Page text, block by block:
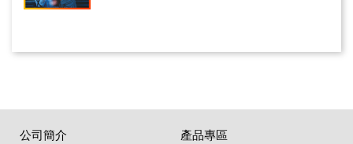
公司簡介 產品專區